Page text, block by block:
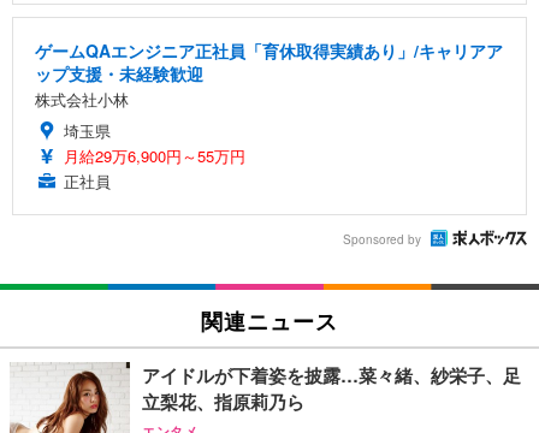
ゲームQAエンジニア正社員「育休取得実績あり」/キャリアア
ップ支援・未経験歓迎
株式会社小林
埼玉県
月給29万6,900円～55万円
正社員
Sponsored by
関連ニュース
アイドルが下着姿を披露…菜々緒、紗栄子、足
立梨花、指原莉乃ら